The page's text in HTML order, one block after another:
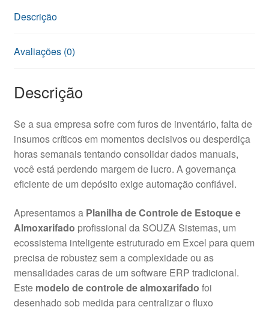
Descrição
Avaliações (0)
Descrição
Se a sua empresa sofre com furos de inventário, falta de
insumos críticos em momentos decisivos ou desperdiça
horas semanais tentando consolidar dados manuais,
você está perdendo margem de lucro. A governança
eficiente de um depósito exige automação confiável.
Apresentamos a Planilha de Controle de Estoque e
Almoxarifado profissional da SOUZA Sistemas, um
ecossistema inteligente estruturado em Excel para quem
precisa de robustez sem a complexidade ou as
mensalidades caras de um software ERP tradicional.
Este modelo de controle de almoxarifado foi
desenhado sob medida para centralizar o fluxo